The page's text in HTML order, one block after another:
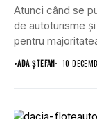
Atunci când se
de autoturisme
pentru
•ADA ȘTEFAN 10